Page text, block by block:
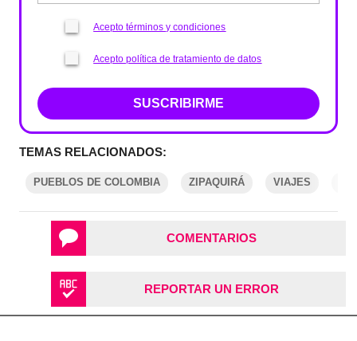
Acepto términos y condiciones
Acepto política de tratamiento de datos
SUSCRIBIRME
TEMAS RELACIONADOS:
PUEBLOS DE COLOMBIA ZIPAQUIRÁ VIAJES
COMENTARIOS
REPORTAR UN ERROR